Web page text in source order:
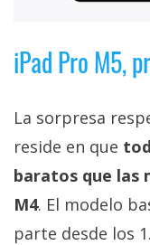
iPad Pro M5,
La sorpresa
reside en que
baratos que las
M4. El modelo
parte desde los